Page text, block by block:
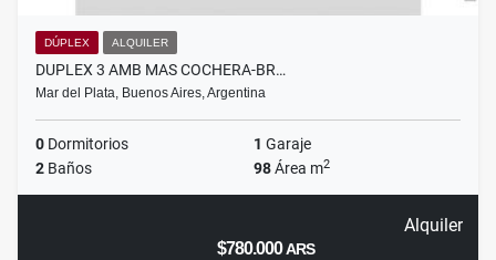
DÚPLEX ALQUILER
DUPLEX 3 AMB MAS COCHERA-BR…
Mar del Plata, Buenos Aires, Argentina
0 Dormitorios 1 Garaje
2 Baños 98Área m2
Alquiler
$780.000ARS